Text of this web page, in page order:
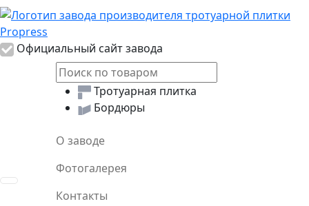
Логотип Propress
Официальный сайт завода
Toggle navigation
Тротуарная плитка
Бордюры
О заводе
Фотогалерея
Контакты